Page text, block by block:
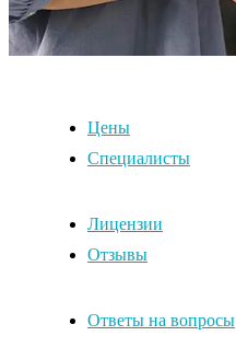
Цены
Специалисты
Лицензии
Отзывы
Ответы на вопросы